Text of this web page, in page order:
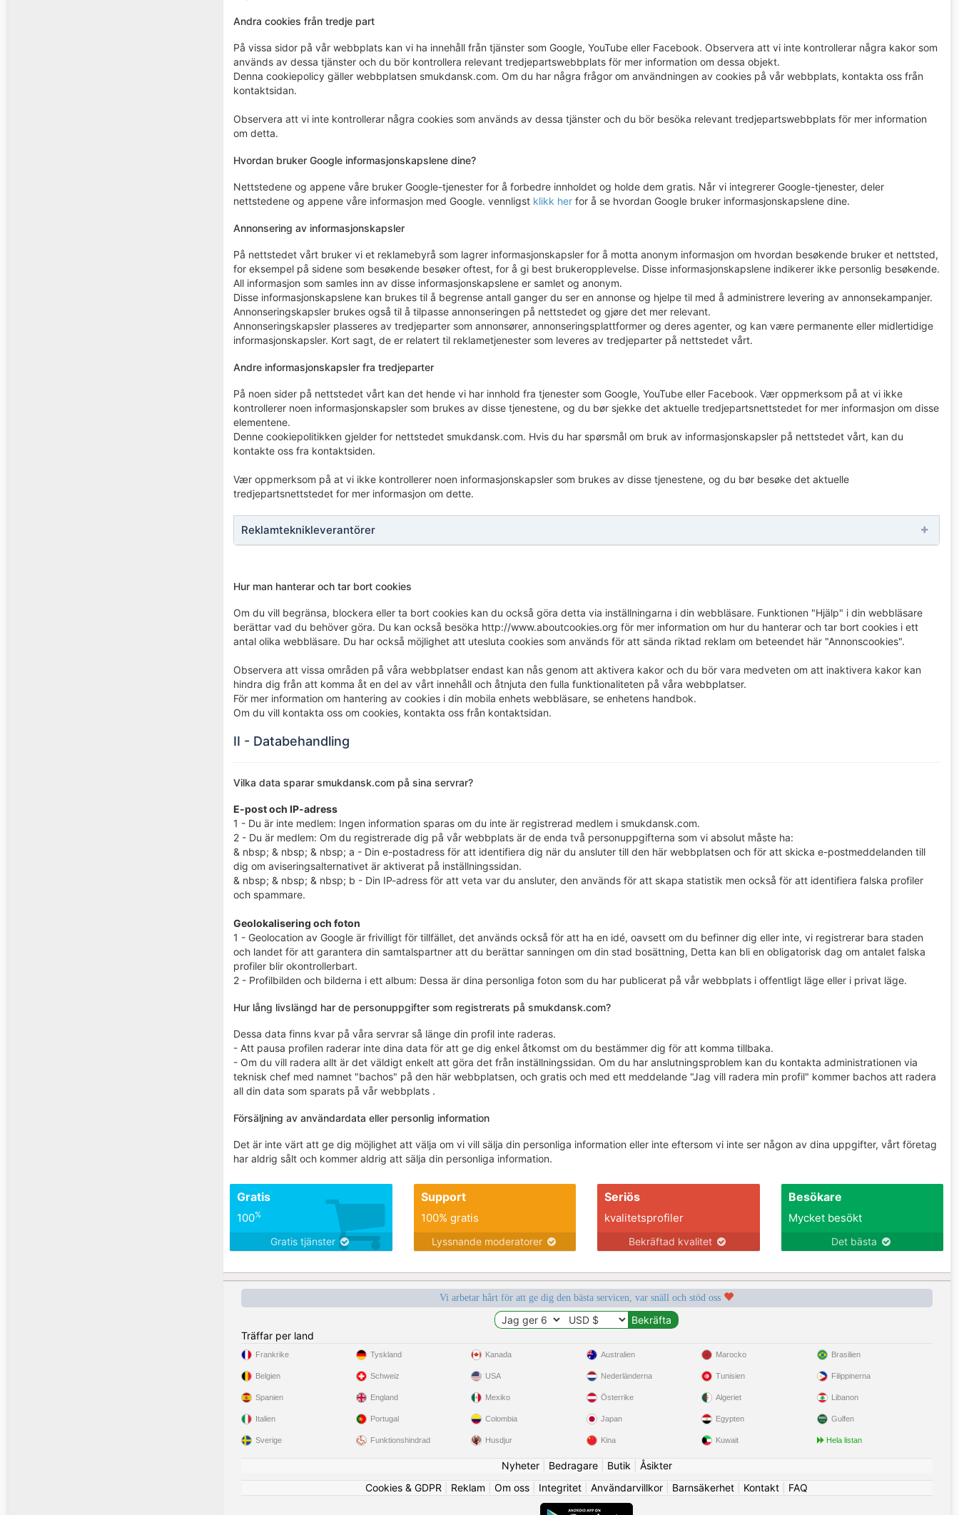
Andra cookies från tredje part
På vissa sidor på vår webbplats kan vi ha innehåll från tjänster som Google, YouTube eller Facebook. Observera att vi inte kontrollerar några kakor som
används av dessa tjänster och du bör kontrollera relevant tredjepartswebbplats för mer information om dessa objekt.
Denna cookiepolicy gäller webbplatsen smukdansk.com. Om du har några frågor om användningen av cookies på vår webbplats, kontakta oss från
kontaktsidan.
Observera att vi inte kontrollerar några cookies som används av dessa tjänster och du bör besöka relevant tredjepartswebbplats för mer information
om detta.
Hvordan bruker Google informasjonskapslene dine?
Nettstedene og appene våre bruker Google-tjenester for å forbedre innholdet og holde dem gratis. Når vi integrerer Google-tjenester, deler
nettstedene og appene våre informasjon med Google. vennligst klikk her for å se hvordan Google bruker informasjonskapslene dine.
Annonsering av informasjonskapsler
På nettstedet vårt bruker vi et reklamebyrå som lagrer informasjonskapsler for å motta anonym informasjon om hvordan besøkende bruker et nettsted,
for eksempel på sidene som besøkende besøker oftest, for å gi best brukeropplevelse. Disse informasjonskapslene indikerer ikke personlig besøkende.
All informasjon som samles inn av disse informasjonskapslene er samlet og anonym.
Disse informasjonskapslene kan brukes til å begrense antall ganger du ser en annonse og hjelpe til med å administrere levering av annonsekampanjer.
Annonseringskapsler brukes også til å tilpasse annonseringen på nettstedet og gjøre det mer relevant.
Annonseringskapsler plasseres av tredjeparter som annonsører, annonseringsplattformer og deres agenter, og kan være permanente eller midlertidige
informasjonskapsler. Kort sagt, de er relatert til reklametjenester som leveres av tredjeparter på nettstedet vårt.
Andre informasjonskapsler fra tredjeparter
På noen sider på nettstedet vårt kan det hende vi har innhold fra tjenester som Google, YouTube eller Facebook. Vær oppmerksom på at vi ikke
kontrollerer noen informasjonskapsler som brukes av disse tjenestene, og du bør sjekke det aktuelle tredjepartsnettstedet for mer informasjon om disse
elementene.
Denne cookiepolitikken gjelder for nettstedet smukdansk.com. Hvis du har spørsmål om bruk av informasjonskapsler på nettstedet vårt, kan du
kontakte oss fra kontaktsiden.
Vær oppmerksom på at vi ikke kontrollerer noen informasjonskapsler som brukes av disse tjenestene, og du bør besøke det aktuelle
tredjepartsnettstedet for mer informasjon om dette.
Reklamteknikleverantörer
Hur man hanterar och tar bort cookies
Om du vill begränsa, blockera eller ta bort cookies kan du också göra detta via inställningarna i din webbläsare. Funktionen "Hjälp" i din webbläsare
berättar vad du behöver göra. Du kan också besöka http://www.aboutcookies.org för mer information om hur du hanterar och tar bort cookies i ett
antal olika webbläsare. Du har också möjlighet att utesluta cookies som används för att sända riktad reklam om beteendet här "Annonscookies".
Observera att vissa områden på våra webbplatser endast kan nås genom att aktivera kakor och du bör vara medveten om att inaktivera kakor kan
hindra dig från att komma åt en del av vårt innehåll och åtnjuta den fulla funktionaliteten på våra webbplatser.
För mer information om hantering av cookies i din mobila enhets webbläsare, se enhetens handbok.
Om du vill kontakta oss om cookies, kontakta oss från kontaktsidan.
II - Databehandling
Vilka data sparar smukdansk.com på sina servrar?
E-post och IP-adress
1 - Du är inte medlem: Ingen information sparas om du inte är registrerad medlem i smukdansk.com.
2 - Du är medlem: Om du registrerade dig på vår webbplats är de enda två personuppgifterna som vi absolut måste ha:
& nbsp; & nbsp; & nbsp; a - Din e-postadress för att identifiera dig när du ansluter till den här webbplatsen och för att skicka e-postmeddelanden till
dig om aviseringsalternativet är aktiverat på inställningssidan.
& nbsp; & nbsp; & nbsp; b - Din IP-adress för att veta var du ansluter, den används för att skapa statistik men också för att identifiera falska profiler
och spammare.
Geolokalisering och foton
1 - Geolocation av Google är frivilligt för tillfället, det används också för att ha en idé, oavsett om du befinner dig eller inte, vi registrerar bara staden
och landet för att garantera din samtalspartner att du berättar sanningen om din stad bosättning, Detta kan bli en obligatorisk dag om antalet falska
profiler blir okontrollerbart.
2 - Profilbilden och bilderna i ett album: Dessa är dina personliga foton som du har publicerat på vår webbplats i offentligt läge eller i privat läge.
Hur lång livslängd har de personuppgifter som registrerats på smukdansk.com?
Dessa data finns kvar på våra servrar så länge din profil inte raderas.
- Att pausa profilen raderar inte dina data för att ge dig enkel åtkomst om du bestämmer dig för att komma tillbaka.
- Om du vill radera allt är det väldigt enkelt att göra det från inställningssidan. Om du har anslutningsproblem kan du kontakta administrationen via
teknisk chef med namnet "bachos" på den här webbplatsen, och gratis och med ett meddelande "Jag vill radera min profil" kommer bachos att radera
all din data som sparats på vår webbplats .
Försäljning av användardata eller personlig information
Det är inte värt att ge dig möjlighet att välja om vi vill sälja din personliga information eller inte eftersom vi inte ser någon av dina uppgifter, vårt företag
har aldrig sålt och kommer aldrig att sälja din personliga information.
Gratis
100%
Gratis tjänster
Support
100% gratis
Lyssnande moderatorer
Seriös
kvalitetsprofiler
Bekräftad kvalitet
Besökare
Mycket besökt
Det bästa
Vi arbetar hårt för att ge dig den bästa servicen, var snäll och stöd oss
Träffar per land
Frankrike
Belgien
Spanien
Italien
Sverige
Tyskland
Schweiz
England
Portugal
Funktionshindrad
Kanada
USA
Mexiko
Colombia
Husdjur
Australien
Nederländerna
Österrike
Japan
Kina
Marocko
Tunisien
Algeriet
Egypten
Kuwait
Brasilien
Filippinerna
Libanon
Gulfen
Hela listan
Nyheter| Bedragare| Butik
Åsikter
Cookies & GDPR
Reklam Om oss Integritet Användarvillkor Barnsäkerhet Kontakt FAQ